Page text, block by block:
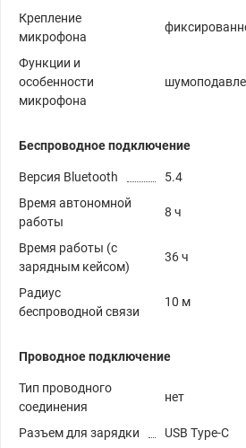
Крепление
микрофона
Функции и
особенности
микрофона
Беспроводное подключение
Версия Bluetooth
5.4
Время автономной
работы
8 ч
Время работы (с
зарядным кейсом)
36 ч
Радиус
беспроводной связи
10 м
Проводное подключение
Тип проводного
соединения
нет
Разъем для зарядки USB Type-C